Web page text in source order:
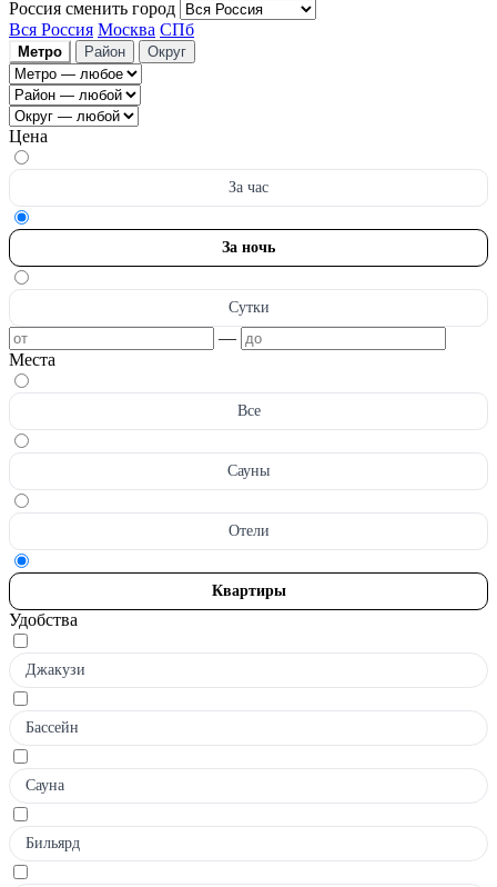
Россия сменить город
Вся Россия Москва СПб
Метро Район Округ
Цена
За час
За ночь
Сутки
—
Места
Все
Сауны
Отели
Квартиры
Удобства
Джакузи
Бассейн
Сауна
Бильярд